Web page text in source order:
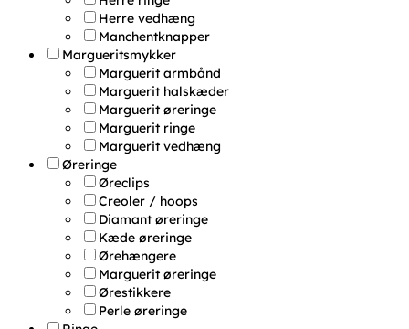
Herre vedhæng
Manchentknapper
Margueritsmykker
Marguerit armbånd
Marguerit halskæder
Marguerit øreringe
Marguerit ringe
Marguerit vedhæng
Øreringe
Øreclips
Creoler / hoops
Diamant øreringe
Kæde øreringe
Ørehængere
Marguerit øreringe
Ørestikkere
Perle øreringe